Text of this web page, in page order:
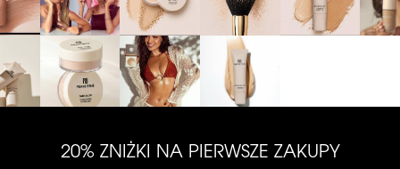
20% ZNIŻKI NA PIERWSZE ZAKUPY